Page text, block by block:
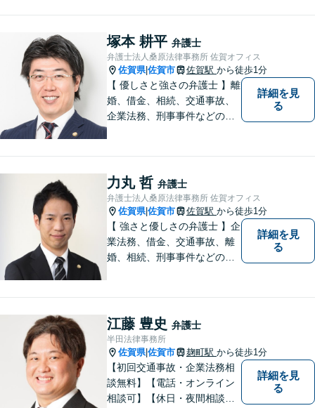
塚本 耕平 弁護士
弁護士法人桑原法律事務所 佐賀オフィス
佐賀県|佐賀市 佐賀駅 から徒歩1分
【 優しさと強さの弁護士 】離
婚、借金、相続、交通事故、
企業法務、刑事事件などのご
なリーガルサービスを提供い
たします。
詳細を見
る
力丸 哲 弁護士
弁護士法人桑原法律事務所 佐賀オフィス
佐賀県|佐賀市 佐賀駅 から徒歩1分
【 強さと優しさの弁護士 】企
業法務、借金、交通事故、離
婚、相続、刑事事件などのご
なリーガルサービスを提供い
たします。
詳細を見
る
江藤 豊史 弁護士
半田法律事務所
佐賀県|佐賀市 麹町駅 から徒歩1分
【初回交通事故・企業法務相
談無料】【電話・オンライン
相談可】【休日・夜間相談
詳細を見
る